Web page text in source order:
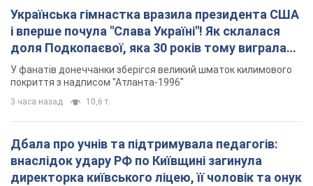
Українська гімнастка вразила президента США
і вперше почула "Слава Україні"! Як склалася
доля Подкопаєвої, яка 30 років тому виграла
"золото" Олімпіади
У фанатів донеччанки зберігся великий шматок килимового
покриття з надписом "Атланта-1996"
3 часа назад 10,6 т.
Дбала про учнів та підтримувала педагогів:
внаслідок удару РФ по Київщині загинула
директорка київського ліцею, її чоловік та онук